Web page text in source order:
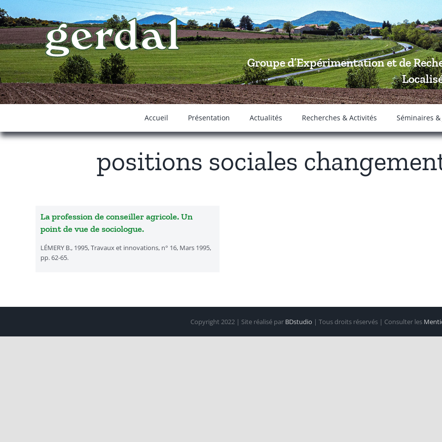
au
contenu
Groupe d’Expérimentation et de
Accueil Présentation Actualités Recherches & Activités Séminaires &
positions sociales
La profession de conseiller agricole. Un
point de vue de sociologue.
LÉMERY B., 1995, Travaux et innovations, n° 16, Mars 1995,
pp. 62-65.
Copyright 2022 | Site réalisé par BDstudio | Tous droits réservés | Consulter les